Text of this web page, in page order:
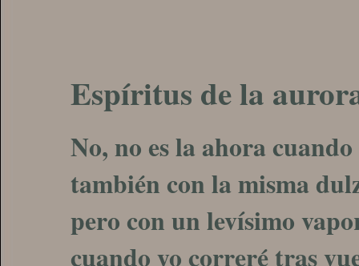
Espíritus de la
No, no es la ahora
también con la misma
pero con un levísimo
cuando yo correré tras